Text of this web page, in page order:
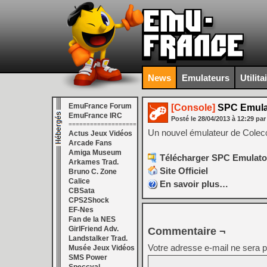
News Emulateurs
EmuFrance Forum
EmuFrance IRC
===================
Actus Jeux Vidéos
Arcade Fans
Amiga Museum
Arkames Trad.
Bruno C. Zone
Calice
CBSata
CPS2Shock
EF-Nes
Fan de la NES
GirlFriend Adv.
Landstalker Trad.
Musée Jeux Vidéos
SMS Power
[Console] SPC
Posté le 28/04/2013 à 12:29 par
Un nouvel émulateur de
Télécharger SPC
Site Officiel
En savoir plus…
Commentaire ¬
Votre adresse e-mail ne sera